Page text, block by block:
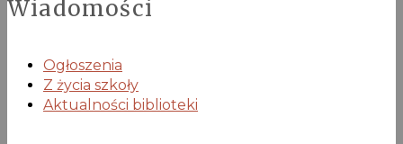
Wiadomości
Ogłoszenia
Z życia szkoły
Aktualności biblioteki